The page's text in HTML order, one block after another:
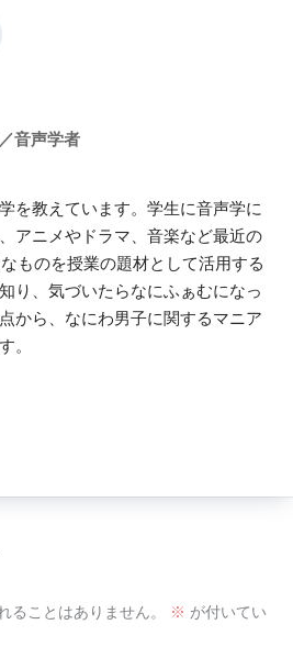
音声学者
を教えています。学生に音声学に
アニメやドラマ、音楽など最近の
ものを授業の題材として活用する
り、気づいたらなにふぁむになっ
から、なにわ男子に関するマニア
。
ることはありません。 ※ が付いてい